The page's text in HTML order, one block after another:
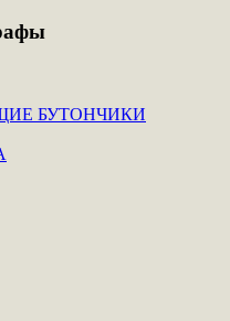
БУТОНЧИКИ